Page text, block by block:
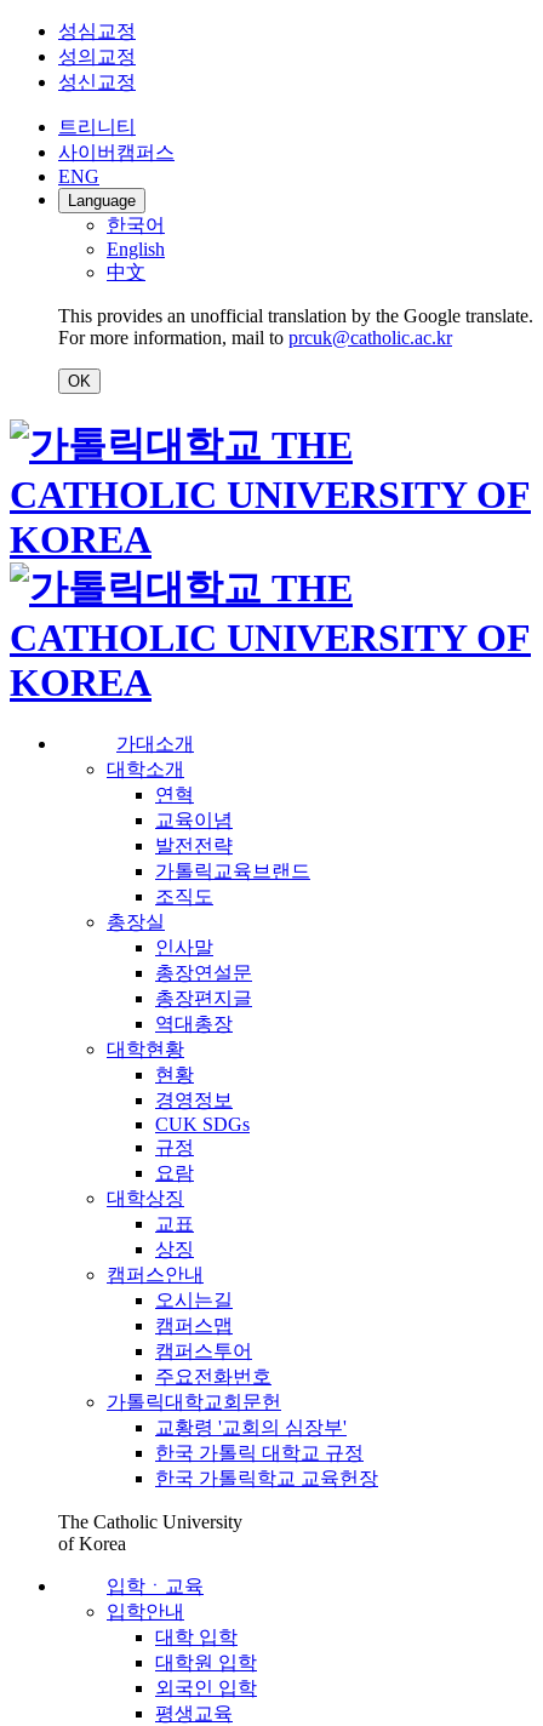
성심교정
성의교정
성신교정
트리니티
사이버캠퍼스
ENG
Language
한국어
English
中文
This provides an unofficial translation by the Google translate.
For more information, mail to prcuk@catholic.ac.kr
OK
가대소개
대학소개
연혁
교육이념
발전전략
가톨릭교육브랜드
조직도
총장실
인사말
총장연설문
총장편지글
역대총장
대학현황
현황
경영정보
CUK SDGs
규정
요람
대학상징
교표
상징
캠퍼스안내
오시는길
캠퍼스맵
캠퍼스투어
주요전화번호
가톨릭대학교회문헌
교황령 '교회의 심장부'
한국 가톨릭 대학교 규정
한국 가톨릭학교 교육헌장
The Catholic University
of Korea
입학ㆍ교육
입학안내
대학 입학
대학원 입학
외국인 입학
평생교육